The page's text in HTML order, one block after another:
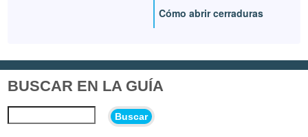
Cómo abrir cerraduras
BUSCAR EN LA GUÍA
Buscar